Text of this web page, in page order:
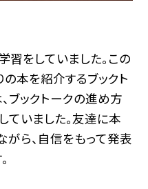
習をしていました。この
本を紹介するブックト
ブックトークの進め方
いました。友達に本
ら、自信をもって発表